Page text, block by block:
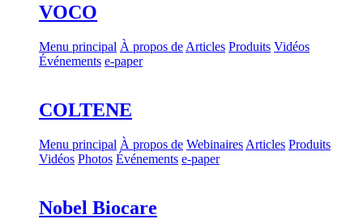
VOCO
Menu principal À propos de Articles Produits Vidéos
Événements e-paper
COLTENE
Menu principal À propos de Webinaires Articles Produits
Vidéos Photos Événements e-paper
Nobel Biocare